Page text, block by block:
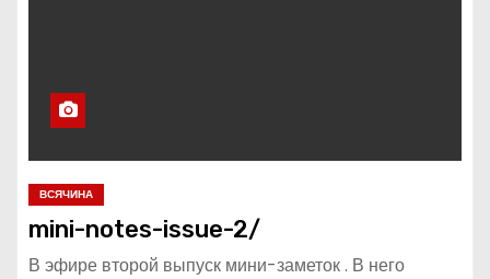
ВСЯЧИНА
mini-notes-issue-2/
В эфире второй выпуск мини-заметок . В него